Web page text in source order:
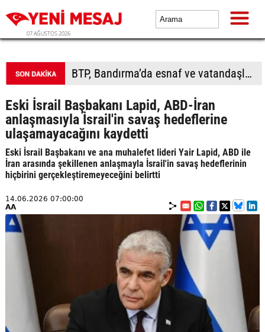
07 AĞUSTOS 2026
BTP, Bandırma’da esnaf ve vatandaşla buluştu
Eski İsrail Başbakanı Lapid, ABD-İran
anlaşmasıyla İsrail'in savaş hedeflerine
ulaşamayacağını kaydetti
Eski İsrail Başbakanı ve ana muhalefet lideri Yair Lapid, ABD ile
İran arasında şekillenen anlaşmayla İsrail'in savaş hedeflerinin
hiçbirini gerçekleştiremeyeceğini belirtti
14.06.2026 07:00:00
AA